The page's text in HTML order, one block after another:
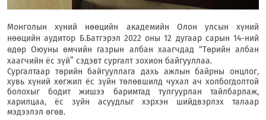
Монголын хүний нөөцийн академийн Олон улсын хүний
нөөцийн аудитор Б.Батгэрэл 2022 оны 12 дугаар сарын 14-ний
өдөр Оюуны өмчийн газрын албан хаагчдад “Төрийн албан
хаагчийн ёс зүй” сэдэвт сургалт зохион байгууллаа.
Сургалтаар төрийн байгууллага дахь ажлын байрны онцлог,
хувь хүний хөгжил ёс зүйн төлөвшилд чухал ач холбогдолтой
болохыг бодит жишээ баримтад тулгуурлан тайлбарлаж,
харилцаа, ёс зүйн асуудлыг хэрхэн шийдвэрлэх талаар
мэдээлэл өгөв.